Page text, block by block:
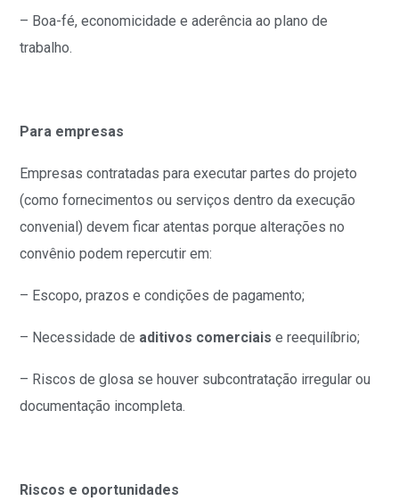
– Boa-fé, economicidade e aderência ao plano de
trabalho.
Para empresas
Empresas contratadas para executar partes do projeto
(como fornecimentos ou serviços dentro da execução
convenial) devem ficar atentas porque alterações no
convênio podem repercutir em:
– Escopo, prazos e condições de pagamento;
– Necessidade de aditivos comerciais e reequilíbrio;
– Riscos de glosa se houver subcontratação irregular ou
documentação incompleta.
Riscos e oportunidades